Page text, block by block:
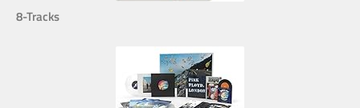
8-Tracks